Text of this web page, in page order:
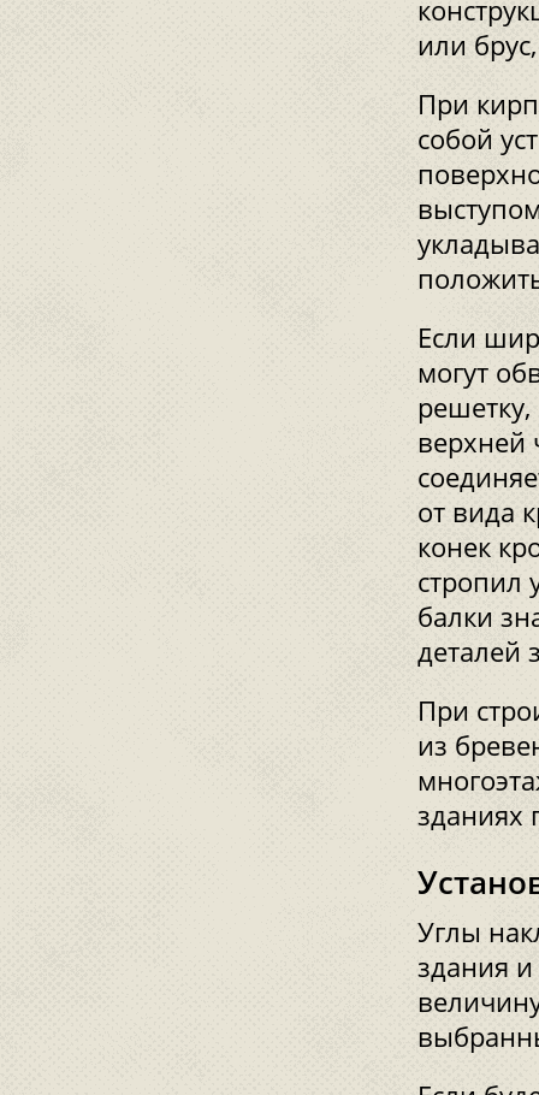
или
При
собой
Если
могут
верхней
от вида
конек
стропил
балки
деталей
При
из
зданиях
Углы
здания